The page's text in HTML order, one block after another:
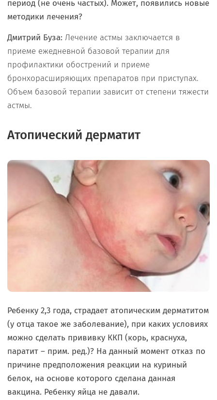
период (не очень частых). Может, появились новые
методики лечения?
Дмитрий Буза: Лечение астмы заключается в
приеме ежедневной базовой терапии для
профилактики обострений и приеме
бронхорасширяющих препаратов при приступах.
Объем базовой терапии зависит от степени тяжести
астмы.
Атопический дерматит
Ребенку 2,3 года, страдает атопическим дерматитом
(у отца такое же заболевание), при каких условиях
можно сделать прививку ККП (корь, краснуха,
паратит – прим. ред.)? На данный момент отказ по
причине предположения реакции на куриный
белок, на основе которого сделана данная
вакцина. Ребенку яйца не давали.